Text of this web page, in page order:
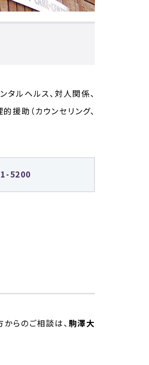
タルヘルス、対人関係、
援助（カウンセリング、
5200
らのご相談は、駒澤大